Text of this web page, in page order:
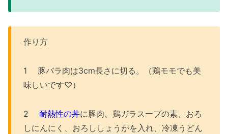
作り方
1 豚バラ肉は3cm長さに切る。（鶏モモでも美
味しいです♡）
2 耐熱性の丼に豚肉、鶏ガラスープの素、おろ
しにんにく、おろししょうがを入れ、冷凍うどん